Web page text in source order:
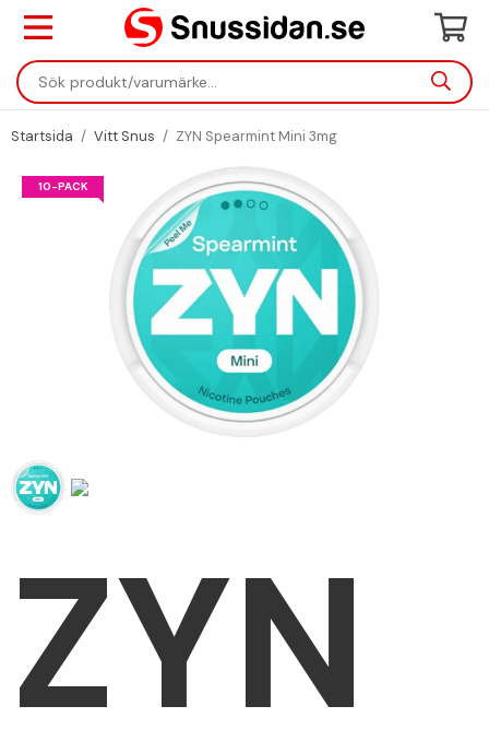
Startsida / Vitt Snus / ZYN Spearmint Mini 3mg
10-PACK
ZYN